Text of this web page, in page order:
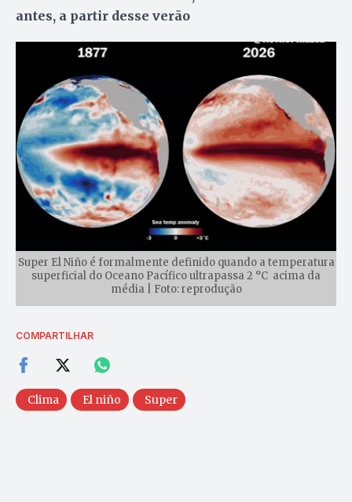
antes, a partir desse verão
Super El Niño é formalmente definido quando a temperatura
superficial do Oceano Pacífico ultrapassa 2 °C acima da
média | Foto: reprodução
COMPARTILHAR
Clima El niño Super